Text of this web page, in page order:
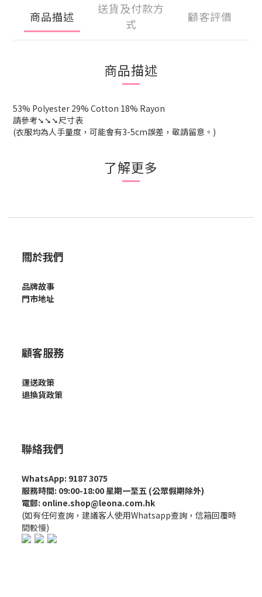
商品描述
送貨及付款方
式
顧客評價
商品描述
53% Polyester 29% Cotton 18% Rayon
請參考➘➘➘尺寸表
(衣服均為人手量度，可能會有3-5cm誤差，敬請留意。)
了解更多
關於我們
品牌故事
門市地址
顧客服務
運送政策
退換貨政策
聯絡我們
WhatsApp: 9187 3075
服務時間: 09:00-18:00 星期一至五 (公眾假期除外)
電郵: online.shop@leona.com.hk
(如有任何查詢，建議客人使用Whatsapp查詢，信箱回覆時
間較慢)